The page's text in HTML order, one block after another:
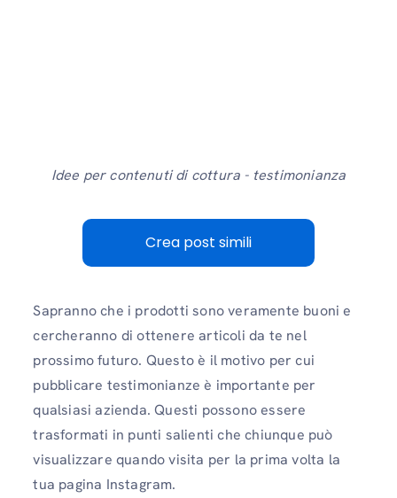
Idee per contenuti di cottura - testimonianza
Crea post simili
Sapranno che i prodotti sono veramente buoni e
cercheranno di ottenere articoli da te nel
prossimo futuro. Questo è il motivo per cui
pubblicare testimonianze è importante per
qualsiasi azienda. Questi possono essere
trasformati in punti salienti che chiunque può
visualizzare quando visita per la prima volta la
tua pagina Instagram.